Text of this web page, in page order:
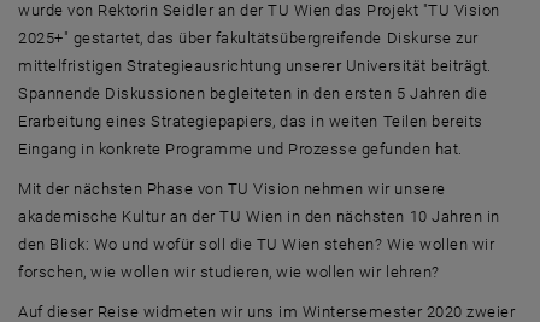
Forum TU Vision 2025+ || SS21
20.04. - Digitaler Salon IV: "Corona - Rückblick und
Ausblick"
31.05. "Ich möchte (k)ein Eisbär sein im kalten Polar"
15.06. Filmscreening "ERDE"
wurde von Rektorin Seidler an der TU Wien das Projekt "TU Vision
2025+" gestartet, das über fakultätsübergreifende Diskurse zur
mittelfristigen Strategieausrichtung unserer Universität beiträgt.
Spannende Diskussionen begleiteten in den ersten 5 Jahren die
Erarbeitung eines Strategiepapiers, das in weiten Teilen bereits
Eingang in konkrete Programme und Prozesse gefunden hat.
Mit der nächsten Phase von TU Vision nehmen wir unsere
akademische Kultur an der TU Wien in den nächsten 10 Jahren in
den Blick: Wo und wofür soll die TU Wien stehen? Wie wollen wir
forschen, wie wollen wir studieren, wie wollen wir lehren?
Auf dieser Reise widmeten wir uns im Wintersemester 2020 zweier